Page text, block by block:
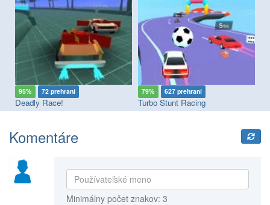
95% 72 prehraní
Deadly Race!
79% 627 prehraní
Turbo Stunt Racing
Komentáre
Minimálny počet znakov: 3